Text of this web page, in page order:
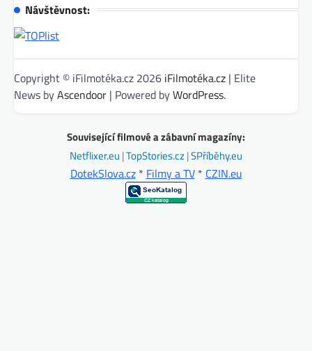
Návštěvnost:
Copyright © iFilmotéka.cz 2026 iFilmotéka.cz | Elite
News byAscendoor | Powered byWordPress.
Související filmové a zábavní magazíny:
Netflixer.eu |TopStories.cz|SPříběhy.eu
DotekSlova.cz* Filmy a TV* CZIN.eu